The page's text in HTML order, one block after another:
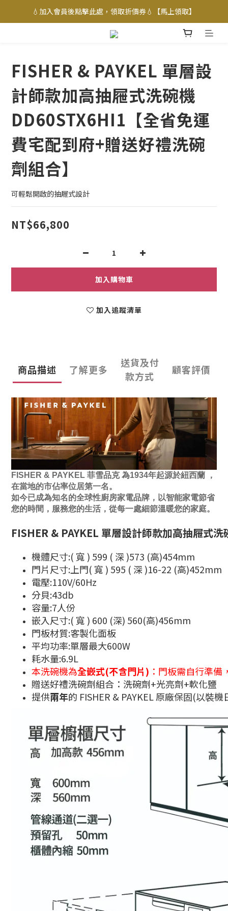
💧加入會員後點擊此處，領取折價券💧【馬上領取】
FISHER & PAYKEL 單層設
計師款加高抽屜式洗碗機
DD60STX6HI1【全省免運
費宅配到府+贈送好禮洗碗
劑組合】
可輕鬆開啟的抽屜式設計
NT$66,800
加入購物車
加入追蹤清單
商品描述 了解更多
送貨及付
款方式
顧客評價
FISHER & PAYKEL 菲雪品克 為1934年起源於紐西蘭 ，
在當地的市佔率位居第一名。
如今已成為知名的全球性廚房家電品牌，以智能家電節省
您的時間，服務您的生活，從每一處細節溫暖您的家庭。
FISHER & PAYKEL 單層設計師款加高抽屜式
機體尺寸:( 寬 ) 599 ( 深 )573 (高)454mm
門片尺寸:上門( 寬 ) 595 ( 深 )16-22 (高)452mm
電壓:110V/60Hz
分貝:43db
容量:7人份
嵌入尺寸:( 寬 ) 600 (深) 560(高)456mm
門板材質:客製化面板
平均功率:單層最大600W
耗水量:6.9L
本洗碗機為全嵌式(不含門片) ：門板需自行準
贈送好禮洗碗劑組合：洗碗劑+光亮劑+軟化鹽
提供兩年的 FISHER & PAYKEL 原廠保固(以裝